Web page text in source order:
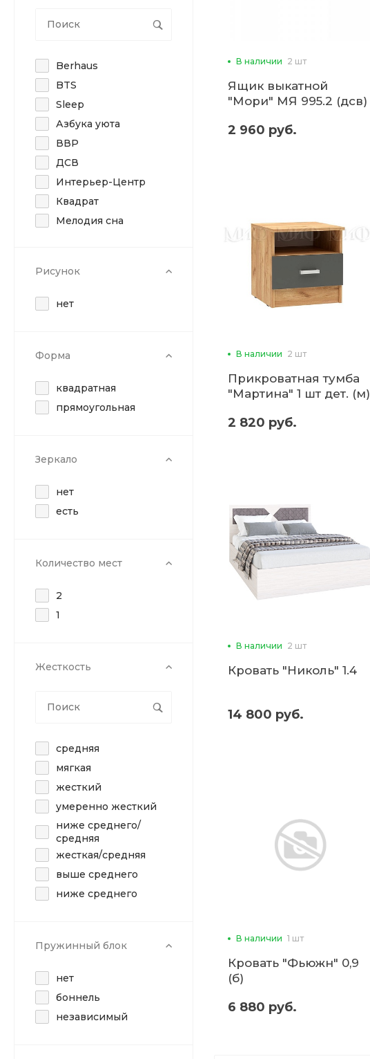
Berhaus
BTS
Sleep
Азбука уюта
ВВР
ДСВ
Интерьер-Центр
Квадрат
Мелодия сна
Отличный матрас
Рисунок
нет
Форма
квадратная
прямоугольная
Зеркало
нет
есть
Количество мест
2
1
Жесткость
средняя
мягкая
жесткий
умеренно жесткий
ниже среднего/
средняя
жесткая/средняя
выше среднего
ниже среднего
Пружинный блок
нет
боннель
независимый
В наличии 2 шт
Ящик выкатной
"Мори" МЯ 995.2 (дсв)
2 960 руб.
В наличии 2 шт
Прикроватная тумба
"Мартина" 1 шт дет. (м)
2 820 руб.
В наличии 2 шт
Кровать "Николь" 1.4
14 800 руб.
В наличии 1 шт
Кровать "Фьюжн" 0,9
(б)
6 880 руб.